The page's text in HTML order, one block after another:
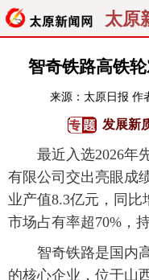
太原
首页 聚焦
经济 关注
旅游 理财
看天下 晋月
太原日报 太原晚
智奇铁路高铁
来源： 太原日报 作
发展新
最近入选2026年先
有限公司交出亮眼成
业产值8.3亿元，同比
市场占有率超70%，
智奇铁路是国内高
的核心企业，位于山